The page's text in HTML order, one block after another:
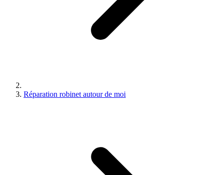
Réparation robinet autour de moi